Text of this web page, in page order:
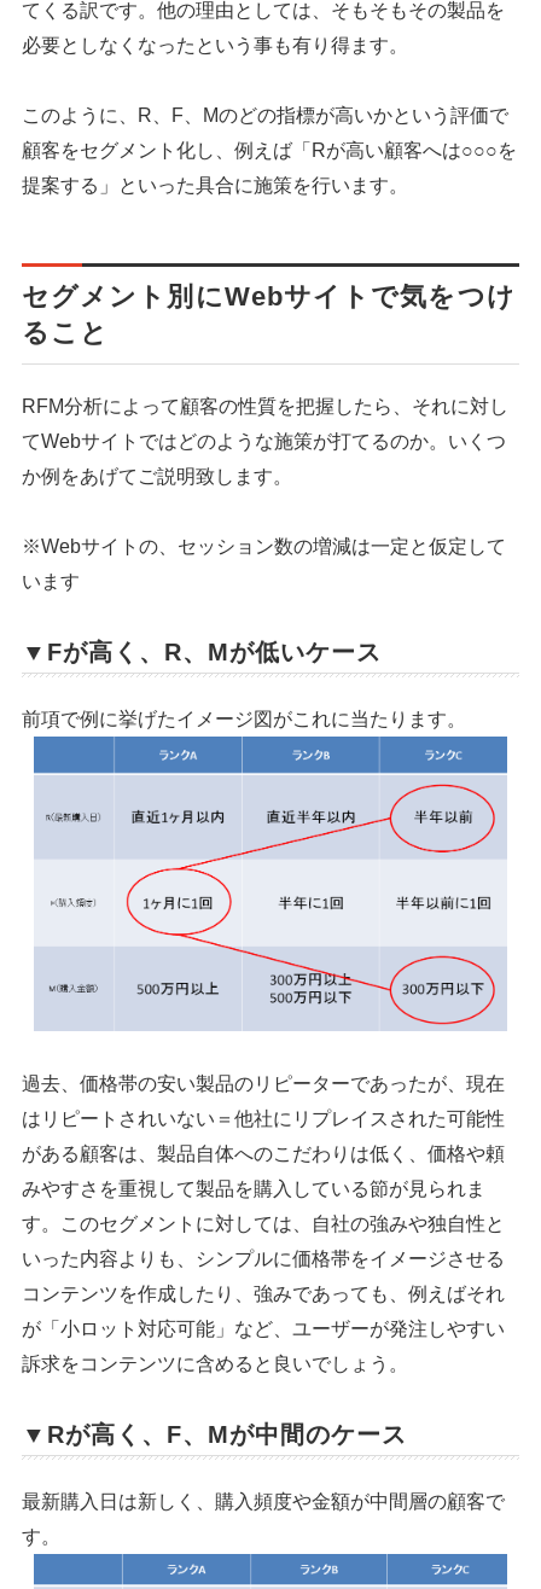
てくる訳です。他の理由としては、そもそもその製品を
必要としなくなったという事も有り得ます。
このように、R、F、Mのどの指標が高いかという評価で
顧客をセグメント化し、例えば「Rが高い顧客へは○○○を
提案する」といった具合に施策を行います。
セグメント別にWebサイトで気をつけ
ること
RFM分析によって顧客の性質を把握したら、それに対し
てWebサイトではどのような施策が打てるのか。いくつ
か例をあげてご説明致します。
※Webサイトの、セッション数の増減は一定と仮定して
います
▼Fが高く、R、Mが低いケース
前項で例に挙げたイメージ図がこれに当たります。
過去、価格帯の安い製品のリピーターであったが、現在
はリピートされいない＝他社にリプレイスされた可能性
がある顧客は、製品自体へのこだわりは低く、価格や頼
みやすさを重視して製品を購入している節が見られま
す。このセグメントに対しては、自社の強みや独自性と
いった内容よりも、シンプルに価格帯をイメージさせる
コンテンツを作成したり、強みであっても、例えばそれ
が「小ロット対応可能」など、ユーザーが発注しやすい
訴求をコンテンツに含めると良いでしょう。
▼Rが高く、F、Mが中間のケース
最新購入日は新しく、購入頻度や金額が中間層の顧客で
す。
シェア 投稿